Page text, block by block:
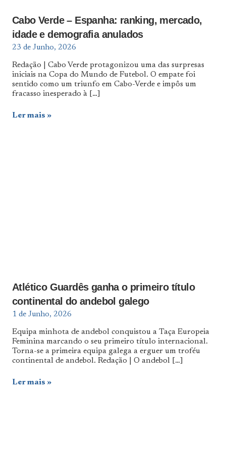
Cabo Verde – Espanha: ranking, mercado,
idade e demografia anulados
23 de Junho, 2026
Redação | Cabo Verde protagonizou uma das surpresas
iniciais na Copa do Mundo de Futebol. O empate foi
sentido como um triunfo em Cabo-Verde e impôs um
fracasso inesperado à
[…]
Ler mais
Atlético Guardês ganha o primeiro título
continental do andebol galego
1 de Junho, 2026
Equipa minhota de andebol conquistou a Taça Europeia
Feminina marcando o seu primeiro título internacional.
Torna-se a primeira equipa galega a erguer um troféu
continental de andebol. Redação | O andebol
[…]
Ler mais